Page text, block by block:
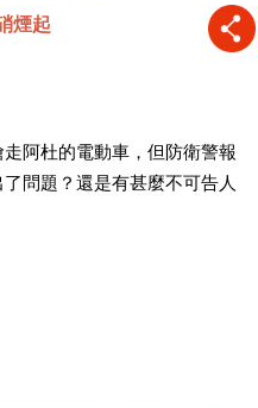
煙起
阿杜的電動車，但防衛警報
問題？還是有甚麼不可告人